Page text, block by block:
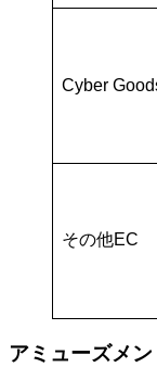
Cyber
その他EC
アミューズメン